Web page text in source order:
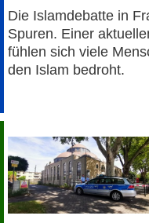
Die Islamdebatte in
Spuren. Einer
fühlen sich viele
den Islam bedroht.